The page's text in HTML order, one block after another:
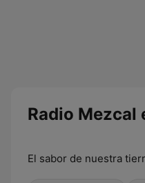
Radio Mezcal
El sabor de nuestra